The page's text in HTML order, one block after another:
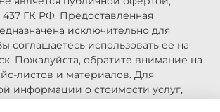
437 ГК РФ. Предоставленная
исключительно для
соглашаетесь использовать ее на
Пожалуйста, обратите внимание на
листов и материалов. Для
информации о стоимости услуг,